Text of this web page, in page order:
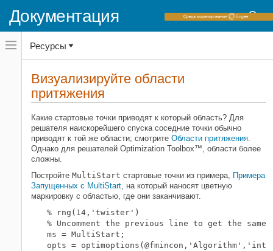
Документация
Переключатель
навигационного
меню
переключатель
навигационного
Global Optimization Toolbox
Глобальная переменная или
множественный поиск начальной точки
Визуализируйте области
притяжения
НА ЭТОЙ СТРАНИЦЕ
Похожие темы
Ресурсы
Визуализируйте области
притяжения
Какие стартовые точки приводят к который область? Для
решателя наискорейшего спуска соседние точки обычно
приводят к той же области; смотрите Области притяжения.
Однако для решателей Optimization Toolbox™, области более
сложны.
Постройте MultiStart стартовые точки из примера, Примера
Запущенных с MultiStart, на который наносят цветную
маркировку с областью, где они заканчивают.
% rng(14,'twister')
% Uncomment the previous line to get the same
ms = MultiStart;
opts =